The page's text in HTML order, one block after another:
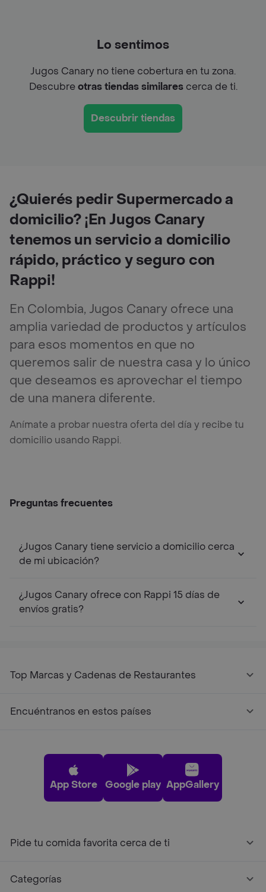
Lo sentimos
Jugos Canary no tiene cobertura en tu zona.
Descubreotras tiendas similarescerca de ti.
Descubrir tiendas
¿Quierés pedir Supermercado a
domicilio? ¡En Jugos Canary
tenemos un servicio a domicilio
rápido, práctico y seguro con
Rappi!
En Colombia, Jugos Canary ofrece una
amplia variedad de productos y artículos
para esos momentos en que no
queremos salir de nuestra casa y lo único
que deseamos es aprovechar el tiempo
de una manera diferente.
Anímate a probar nuestra oferta del día y recibe tu
domicilio usando Rappi.
Preguntas frecuentes
¿Jugos Canary tiene servicio a domicilio cerca
de mi ubicación?
¿Jugos Canary ofrece con Rappi 15 días de
envíos gratis?
Top Marcas y Cadenas de Restaurantes
Encuéntranos en estos países
App Store Google play AppGallery
Pide tu comida favorita cerca de ti
Categorías